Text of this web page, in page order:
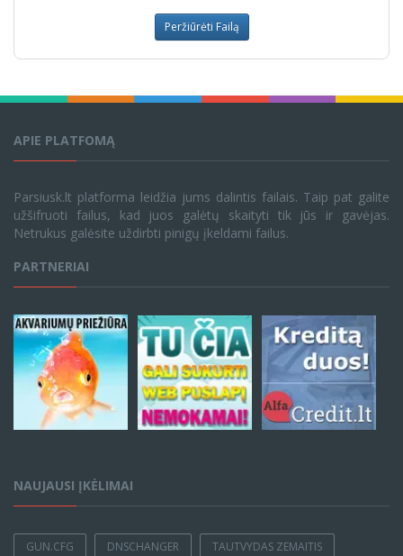
Peržiūrėti Failą
APIE PLATFOMĄ
Parsiusk.lt platforma leidžia jums dalintis failais. Taip pat galite
užšifruoti failus, kad juos galėtų skaityti tik jūs ir gavėjas.
Netrukus galėsite uždirbti pinigų įkeldami failus.
PARTNERIAI
NAUJAUSI ĮKĖLIMAI
GUN.CFG DNSCHANGER TAUTVYDAS ZEMAITIS